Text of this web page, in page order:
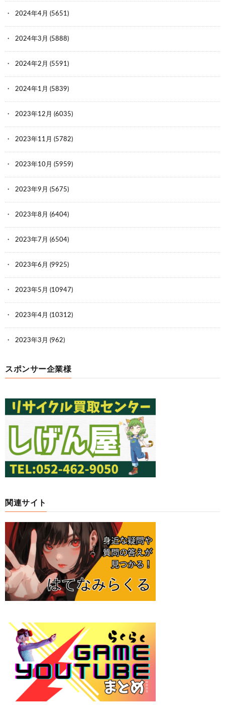
2024年4月 (5651)
2024年3月 (5888)
2024年2月 (5591)
2024年1月 (5839)
2023年12月 (6035)
2023年11月 (5782)
2023年10月 (5959)
2023年9月 (5675)
2023年8月 (6404)
2023年7月 (6504)
2023年6月 (9925)
2023年5月 (10947)
2023年4月 (10312)
2023年3月 (962)
スポンサー企業様
関連サイト